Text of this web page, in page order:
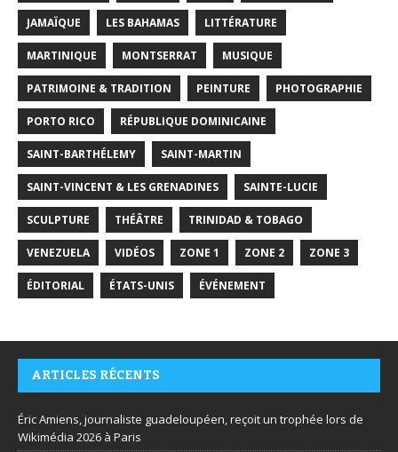
JAMAÏQUE LES BAHAMAS LITTÉRATURE
MARTINIQUE MONTSERRAT MUSIQUE
PATRIMOINE & TRADITION PEINTURE PHOTOGRAPHIE
PORTO RICO RÉPUBLIQUE DOMINICAINE
SAINT-BARTHÉLEMY SAINT-MARTIN
SAINT-VINCENT & LES GRENADINES SAINTE-LUCIE
SCULPTURE THÉÂTRE TRINIDAD & TOBAGO
VENEZUELA VIDÉOS ZONE 1 ZONE 2 ZONE 3
ÉDITORIAL ÉTATS-UNIS ÉVÉNEMENT
ARTICLES RÉCENTS
Éric Amiens, journaliste guadeloupéen, reçoit un trophée lors de
Wikimédia 2026 à Paris